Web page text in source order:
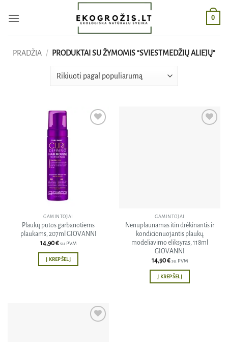
0
PRADŽIA / PRODUKTAI SU ŽYMOMIS “SVIESTMEDŽIŲ ALIEJŲ”
GAMINTOJAI
Plaukų putos garbanotiems
plaukams, 207ml GIOVANNI
14,90€ su PVM
Į KREPŠELĮ
GAMINTOJAI
Nenuplaunamas itin drėkinantis ir
kondicionuojantis plaukų
modeliavimo eliksyras, 118ml
GIOVANNI
14,90€ su PVM
Į KREPŠELĮ